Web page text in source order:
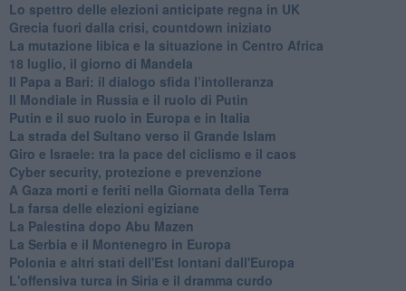
Lo spettro delle elezioni anticipate regna in UK
Grecia fuori dalla crisi, countdown iniziato
La mutazione libica e la situazione in Centro Africa
18 luglio, il giorno di Mandela
Il Papa a Bari: il dialogo sfida l’intolleranza
Il Mondiale in Russia e il ruolo di Putin
Putin e il suo ruolo in Europa e in Italia
La strada del Sultano verso il Grande Islam
Giro e Israele: tra la pace del ciclismo e il caos
Cyber security, protezione e prevenzione
A Gaza morti e feriti nella Giornata della Terra
La farsa delle elezioni egiziane
La Palestina dopo Abu Mazen
La Serbia e il Montenegro in Europa
Polonia e altri stati dell'Est lontani dall'Europa
L'offensiva turca in Siria e il dramma curdo